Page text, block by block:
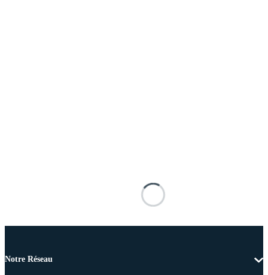
Notre Réseau